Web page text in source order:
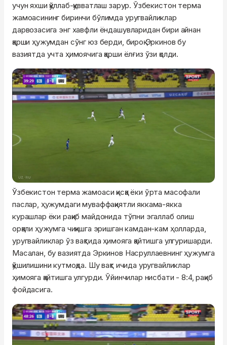
учун яхши қўллаб-қувватлаш зарур. Ўзбекистон терма
жамоасининг биринчи бўлимда уругвайликлар
дарвозасига энг хавфли ёндашувларидан бири айнан
қарши ҳужумдан сўнг юз берди, бироқ Эркинов бу
вазиятда учта ҳимоячига қарши ёлғиз ўзи қолди.
Ўзбекистон терма жамоаси қисқа ёки ўрта масофали
паслар, ҳужумдаги муваффақиятли яккама-якка
курашлар ёки рақиб майдонида тўпни эгаллаб олиш
орқали ҳужумга чиқишга эришган камдан-кам ҳолларда,
уругвайликлар ўз вақтида ҳимояга қайтишга улгуришарди.
Масалан, бу вазиятда Эркинов Насруллаевнинг ҳужумга
қўшилишини кутмоқда. Шу вақт ичида уругвайликлар
ҳимояга қайтишга улгурди. Ўйинчилар нисбати - 8:4, рақиб
фойдасига.